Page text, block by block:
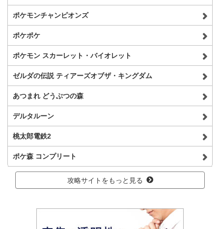
ポケモンチャンピオンズ
ポケポケ
ポケモン スカーレット・バイオレット
ゼルダの伝説 ティアーズオブザ・キングダム
あつまれ どうぶつの森
デルタルーン
桃太郎電鉄2
ポケ森 コンプリート
攻略サイトをもっと見る